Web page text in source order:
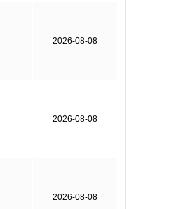
2026-08-08
2026-08-08
2026-08-08